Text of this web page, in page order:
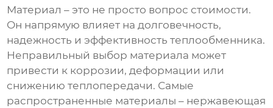
Материал – это не просто вопрос стоимости.
Он напрямую влияет на долговечность,
надежность и эффективностьтеплообменника.
Неправильный выбор материала может
привести к коррозии, деформации или
снижению теплопередачи. Самые
распространенные материалы – нержавеющая